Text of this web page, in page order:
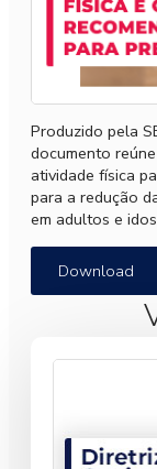
Produzido pela
documento
atividade física
para a redução
em adultos e
Download